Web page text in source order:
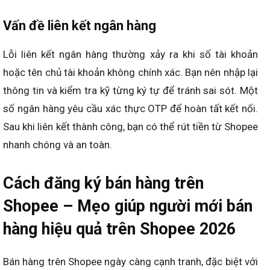
Vấn đề liên kết ngân hàng
Lỗi liên kết ngân hàng thường xảy ra khi số tài khoản
hoặc tên chủ tài khoản không chính xác. Bạn nên nhập lại
thông tin và kiểm tra kỹ từng ký tự để tránh sai sót. Một
số ngân hàng yêu cầu xác thực OTP để hoàn tất kết nối.
Sau khi liên kết thành công, bạn có thể rút tiền từ Shopee
nhanh chóng và an toàn.
Cách đăng ký bán hàng trên
Shopee – Mẹo giúp người mới bán
hàng hiệu quả trên Shopee 2026
Bán hàng trên Shopee ngày càng cạnh tranh, đặc biệt với